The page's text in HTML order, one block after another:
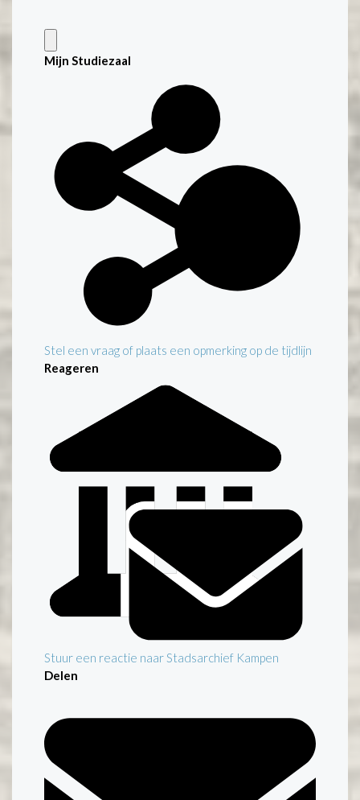
Mijn Studiezaal
Stel een vraag of plaats een opmerking op de tijdlijn
Reageren
Stuur een reactie naar Stadsarchief Kampen
Delen